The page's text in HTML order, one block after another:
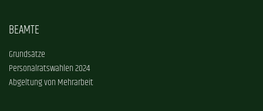
BEAMTE
Grundsätze
Personalratswahlen 2024
Abgeltung von Mehrarbeit